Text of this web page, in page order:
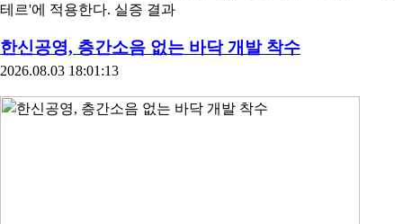
테르'에 적용한다. 실증 결과
한신공영, 층간소음 없는 바닥 개발 착수
2026.08.03 18:01:13